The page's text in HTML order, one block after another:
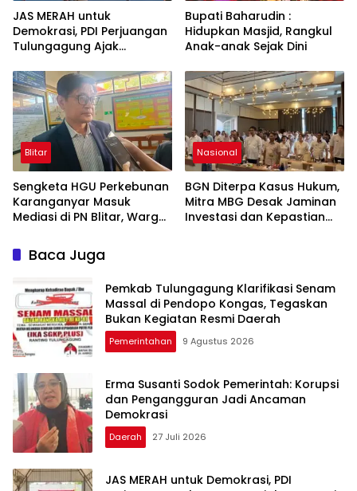
JAS MERAH untuk
Demokrasi, PDI Perjuangan
Tulungagung Ajak
Lupakan Kudatuli
Bupati Baharudin :
Hidupkan Masjid, Rangkul
Anak-anak Sejak Dini
Blitar
Sengketa HGU Perkebunan
Karanganyar Masuk
Mediasi di PN Blitar, Warga
Lahan
Nasional
BGN Diterpa Kasus Hukum,
Mitra MBG Desak Jaminan
Investasi dan Kepastian
Baca Juga
Pemkab Tulungagung Klarifikasi Senam
Massal di Pendopo Kongas, Tegaskan
Bukan Kegiatan Resmi Daerah
Pemerintahan 9 Agustus 2026
Erma Susanti Sodok Pemerintah: Korupsi
dan Pengangguran Jadi Ancaman
Demokrasi
Daerah 27 Juli 2026
JAS MERAH untuk Demokrasi, PDI